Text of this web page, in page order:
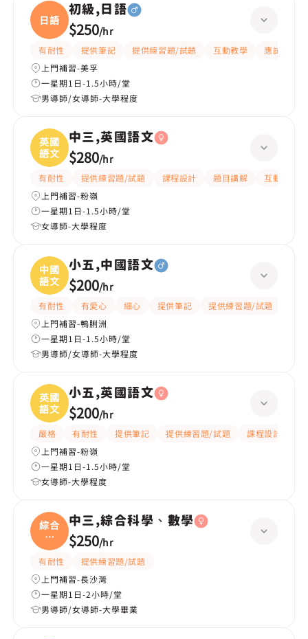
日語
初級,日語
$250/hr
有耐性 提供筆記 提供練習題/試題 互動教學
應試策略
上門補習-美孚
一星期1日-1.5小時/堂
男導師/女導師-大學程度
英國
語文
中三,英國語文
$280/hr
有耐性 提供練習題/試題 課程設計 題目講解
互動教學
上門補習-粉嶺
一星期1日-1.5小時/堂
女導師-大學程度
中國
語文
小五,中國語文
$200/hr
有耐性 有愛心 細心 提供筆記 提供練習題/試題
上門補習-鴨脷洲
一星期1日-1.5小時/堂
男導師/女導師-大學程度
英國
語文
小五,英國語文
$200/hr
嚴格 有耐性 提供筆記 提供練習題/試題 課程設計
上門補習-粉嶺
一星期1日-1.5小時/堂
女導師-大學程度
綜合
科
學、
中三,綜合科學、數學
$250/hr
有耐性
提供練習題/試題
上門補習-長沙灣
一星期1日-2小時/堂
男導師/女導師-大學畢業